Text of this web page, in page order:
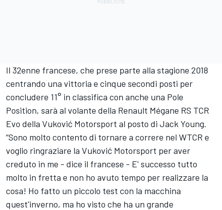
Il 32enne francese, che prese parte alla stagione 2018
centrando una vittoria e cinque secondi posti per
concludere 11° in classifica con anche una Pole
Position, sarà al volante della Renault Mégane RS TCR
Evo della Vuković Motorsport al posto di Jack Young.
“Sono molto contento di tornare a correre nel WTCR e
voglio ringraziare la Vuković Motorsport per aver
creduto in me - dice il francese - E' successo tutto
molto in fretta e non ho avuto tempo per realizzare la
cosa! Ho fatto un piccolo test con la macchina
quest'inverno, ma ho visto che ha un grande